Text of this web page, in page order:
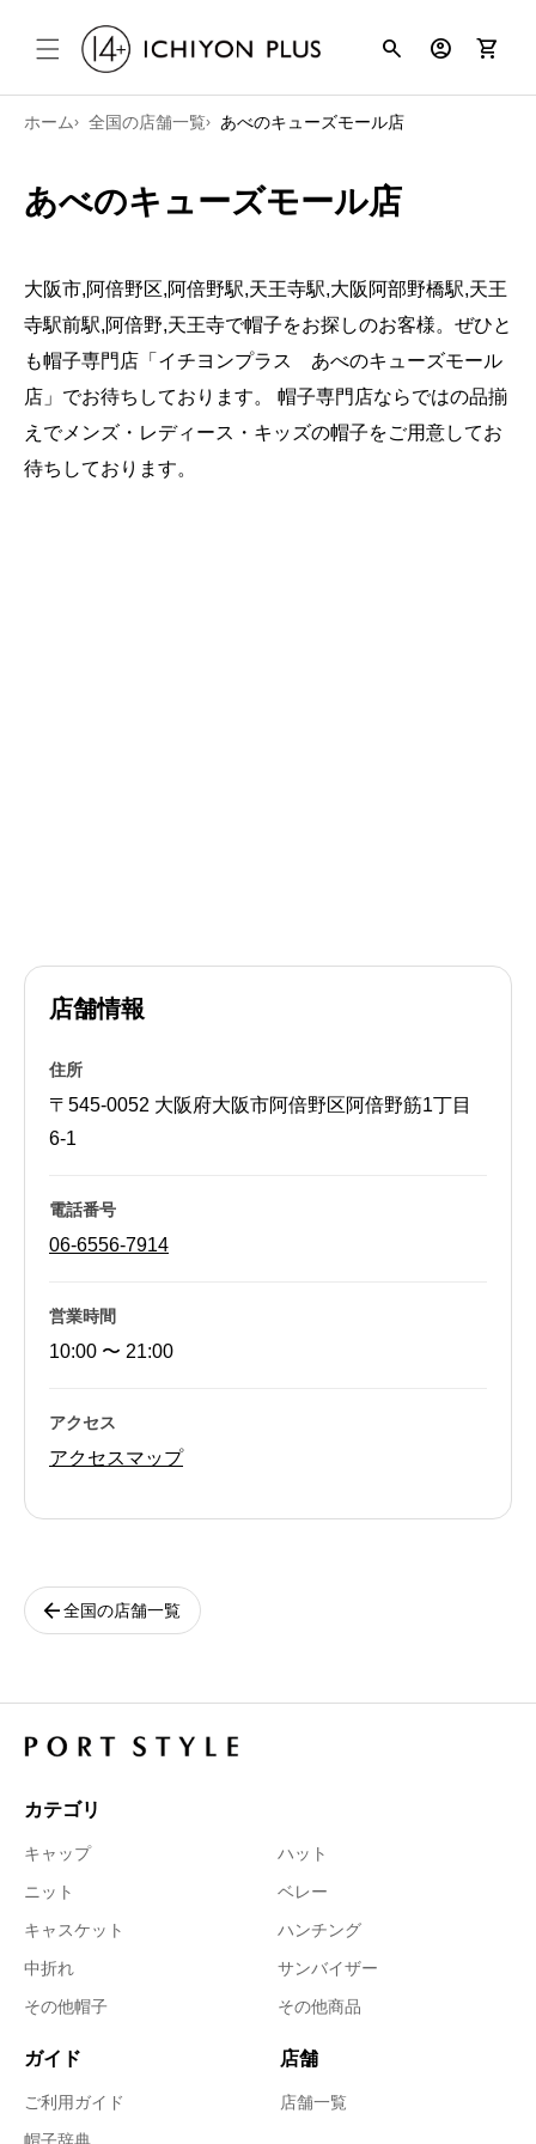
コンテンツ
に進む
search account_circle shopping_cart
ホーム 全国の店舗一覧 あべのキューズモール店
あべのキューズモール店
大阪市,阿倍野区,阿倍野駅,天王寺駅,大阪阿部野橋駅,天王
寺駅前駅,阿倍野,天王寺で帽子をお探しのお客様。ぜひと
も帽子専門店「イチヨンプラス あべのキューズモール
店」でお待ちしております。 帽子専門店ならではの品揃
えでメンズ・レディース・キッズの帽子をご用意してお
待ちしております。
店舗情報
住所
〒545-0052 大阪府大阪市阿倍野区阿倍野筋1丁目
6-1
電話番号
06-6556-7914
営業時間
10:00 〜 21:00
アクセス
アクセスマップ
arrow_back全国の店舗一覧
カテゴリ
キャップ
ハット
ニット
ベレー
キャスケット
ハンチング
中折れ
サンバイザー
その他帽子
その他商品
ガイド
ご利用ガイド
店舗
店舗一覧